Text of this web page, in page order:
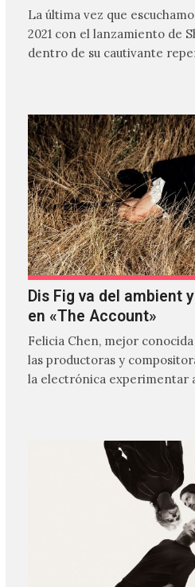
La última vez que
2021 con el lanzamiento de
dentro de su cautivante
Dis Fig va del ambient
en «The Account»
Felicia Chen, mejor
las productoras y
la electrónica experimentar